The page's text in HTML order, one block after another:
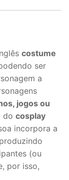
costume
ser
a
jogos ou
do cosplay
incorpora a
(ou
por isso,